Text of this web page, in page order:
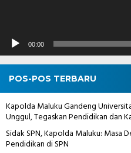
00:00
POS-POS TERBARU
Kapolda Maluku Gandeng
Unggul, Tegaskan Pendidikan dan
Sidak SPN, Kapolda Maluku: Masa
Pendidikan di SPN